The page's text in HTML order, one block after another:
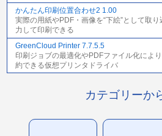
かんたん印刷位置合わせ2 1.00
実際の用紙やPDF・画像を“下絵”として取
力して印刷できる
GreenCloud Printer 7.7.5.5
印刷ジョブの最適化やPDFファイル化によ
約できる仮想プリンタドライバ
カテゴリーか